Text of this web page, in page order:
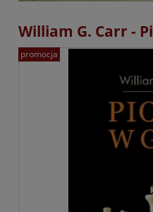
William G. Carr -
promocja